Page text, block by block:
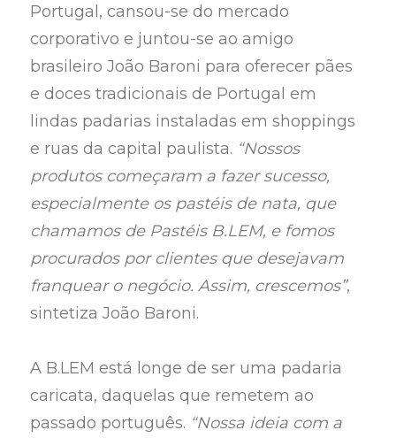
Portugal, cansou-se do mercado
corporativo e juntou-se ao amigo
brasileiro João Baroni para oferecer pães
e doces tradicionais de Portugal em
lindas padarias instaladas em shoppings
e ruas da capital paulista. “Nossos
produtos começaram a fazer sucesso,
especialmente os pastéis de nata, que
chamamos de Pastéis B.LEM, e fomos
procurados por clientes que desejavam
franquear o negócio. Assim, crescemos”,
sintetiza João Baroni.
A B.LEM está longe de ser uma padaria
caricata, daquelas que remetem ao
passado português. “Nossa ideia com a